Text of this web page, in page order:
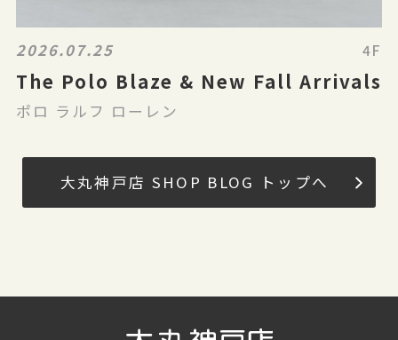
2026.07.25 4F
The Polo Blaze & New Fall Arrivals
ポロ ラルフ ローレン
大丸神戸店 SHOP BLOG トップへ